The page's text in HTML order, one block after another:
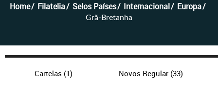
Home Filatelia Selos Países Internacional Europa
Grã-Bretanha
Cartelas (1) Novos Regular (33)